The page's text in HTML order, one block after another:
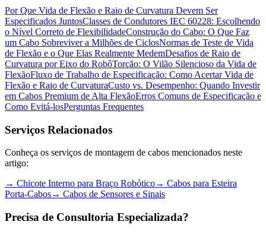
Por Que Vida de Flexão e Raio de Curvatura Devem Ser
Especificados JuntosClasses de Condutores IEC 60228: Escolhendo
o Nível Correto de FlexibilidadeConstrução do Cabo: O Que Faz
um Cabo Sobreviver a Milhões de CiclosNormas de Teste de Vida
de Flexão e o Que Elas Realmente MedemDesafios de Raio de
Curvatura por Eixo do RobôTorção: O Vilão Silencioso da Vida de
FlexãoFluxo de Trabalho de Especificação: Como Acertar Vida de
Flexão e Raio de CurvaturaCusto vs. Desempenho: Quando Investir
em Cabos Premium de Alta FlexãoErros Comuns de Especificação e
Como Evitá-losPerguntas Frequentes
Serviços Relacionados
Conheça os serviços de montagem de cabos mencionados neste
artigo:
→ Chicote Interno para Braço Robótico→ Cabos para Esteira
Porta-Cabos→ Cabos de Sensores e Sinais
Precisa de Consultoria Especializada?